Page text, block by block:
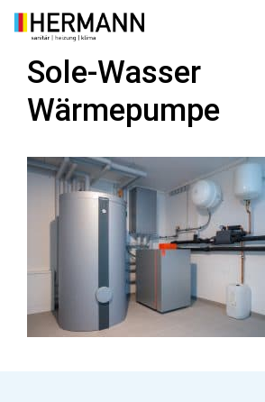
Zum
Inhalt
Sole-Wasser
Wärmepumpe